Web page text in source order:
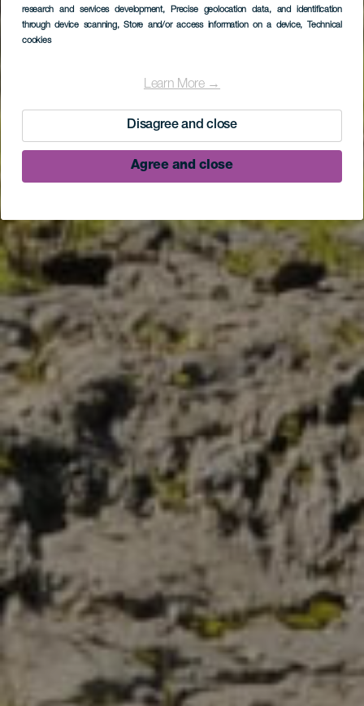
research and services development, Precise geolocation data, and identification
through device scanning, Store and/or access information on a device, Technical
cookies
Learn More →
Disagree and close
Agree and close
Mazo